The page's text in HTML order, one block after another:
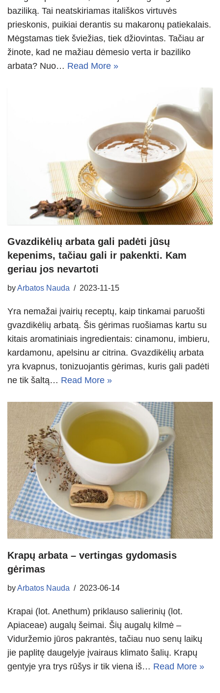
baziliką. Tai neatskiriamas itališkos virtuvės
prieskonis, puikiai derantis su makaronų patiekalais.
Mėgstamas tiek šviežias, tiek džiovintas. Tačiau ar
žinote, kad ne mažiau dėmesio verta ir baziliko
arbata? Nuo… Read More »
Gvazdikėlių arbata gali padėti jūsų
kepenims, tačiau gali ir pakenkti. Kam
geriau jos nevartoti
byArbatos Nauda 2023-11-15
Yra nemažai įvairių receptų, kaip tinkamai paruošti
gvazdikėlių arbatą. Šis gėrimas ruošiamas kartu su
kitais aromatiniais ingredientais: cinamonu, imbieru,
kardamonu, apelsinu ar citrina. Gvazdikėlių arbata
yra kvapnus, tonizuojantis gėrimas, kuris gali padėti
ne tik šaltą… Read More »
Krapų arbata – vertingas gydomasis
gėrimas
byArbatos Nauda 2023-06-14
Krapai (lot. Anethum) priklauso salierinių (lot.
Apiaceae) augalų šeimai. Šių augalų kilmė –
Viduržemio jūros pakrantės, tačiau nuo senų laikų
jie paplitę daugelyje įvairaus klimato šalių. Krapų
gentyje yra trys rūšys ir tik viena iš… Read More »